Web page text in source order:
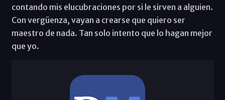
contando mis elucubraciones por si le sirven a alguien.
Con vergüenza, vayan a crearse que quiero ser
maestro de nada. Tan solo intento que lo hagan mejor
que yo.